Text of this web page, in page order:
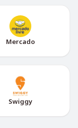
Mercado
Swiggy